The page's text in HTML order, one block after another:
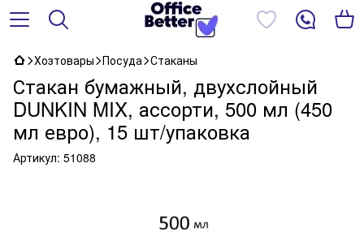
Хозтовары Посуда Стаканы
Стакан бумажный, двухслойный
DUNKIN MIX, ассорти, 500 мл (450
мл евро), 15 шт/упаковка
Артикул: 51088